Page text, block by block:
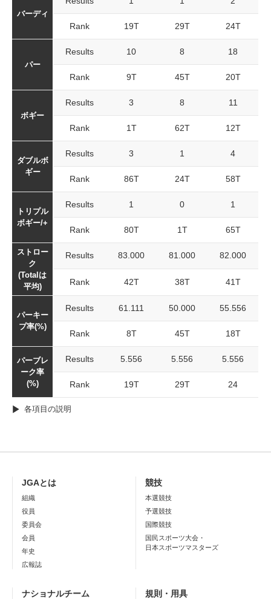
バーディ
Rank 19T 29T 24T
パー
Results 10 8 18
Rank 9T 45T 20T
ボギー
Results 3 8 11
Rank 1T 62T 12T
ダブルボ
ギー
Results 3 1 4
Rank 86T 24T 58T
トリプル
ボギー/+
Results 1 0 1
Rank 80T 1T 65T
ストロー
ク
(Totalは
平均)
Results 83.000 81.000 82.000
Rank 42T 38T 41T
パーキー
プ率(%)
Results 61.111 50.000 55.556
Rank 8T 45T 18T
パーブレ
ーク率
(%)
Results 5.556 5.556 5.556
Rank 19T 29T 24
各項目の説明
JGAとは
組織
役員
委員会
会員
年史
広報誌
競技
本選競技
予選競技
国際競技
国民スポーツ大会・
日本スポーツマスターズ
ナショナルチーム 規則・用具